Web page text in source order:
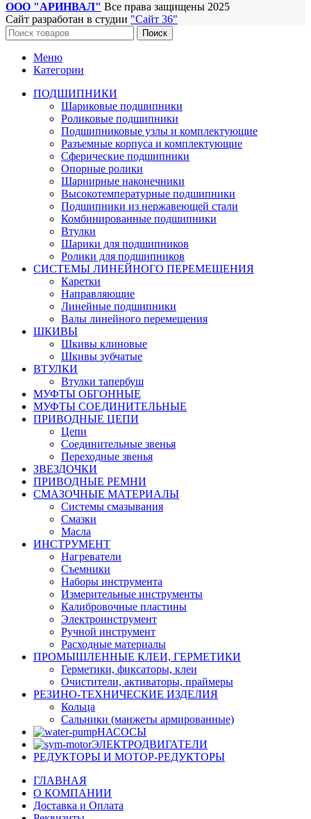
ООО "АРИНВАЛ" Все права защищены 2025
Сайт разработан в студии "Сайт 36"
Поиск
Меню
Категории
ПОДШИПНИКИ
Шариковые подшипники
Роликовые подшипники
Подшипниковые узлы и комплектующие
Разъемные корпуса и комплектующие
Сферические подшипники
Опорные ролики
Шарнирные наконечники
Высокотемпературные подшипники
Подшипники из нержавеющей стали
Комбинированные подшипники
Втулки
Шарики для подшипников
Ролики для подшипников
СИСТЕМЫ ЛИНЕЙНОГО ПЕРЕМЕЩЕНИЯ
Каретки
Направляющие
Линейные подшипники
Валы линейного перемещения
ШКИВЫ
Шкивы клиновые
Шкивы зубчатые
ВТУЛКИ
Втулки тапербуш
МУФТЫ ОБГОННЫЕ
МУФТЫ СОЕДИНИТЕЛЬНЫЕ
ПРИВОДНЫЕ ЦЕПИ
Цепи
Соединительные звенья
Переходные звенья
ЗВЕЗДОЧКИ
ПРИВОДНЫЕ РЕМНИ
СМАЗОЧНЫЕ МАТЕРИАЛЫ
Системы смазывания
Смазки
Масла
ИНСТРУМЕНТ
Нагреватели
Съемники
Наборы инструмента
Измерительные инструменты
Калибровочные пластины
Электроинструмент
Ручной инструмент
Расходные материалы
ПРОМЫШЛЕННЫЕ КЛЕИ, ГЕРМЕТИКИ
Герметики, фиксаторы, клеи
Очистители, активаторы, праймеры
РЕЗИНО-ТЕХНИЧЕСКИЕ ИЗДЕЛИЯ
Кольца
Сальники (манжеты армированные)
НАСОСЫ
ЭЛЕКТРОДВИГАТЕЛИ
РЕДУКТОРЫ И МОТОР-РЕДУКТОРЫ
ГЛАВНАЯ
О КОМПАНИИ
Доставка и Оплата